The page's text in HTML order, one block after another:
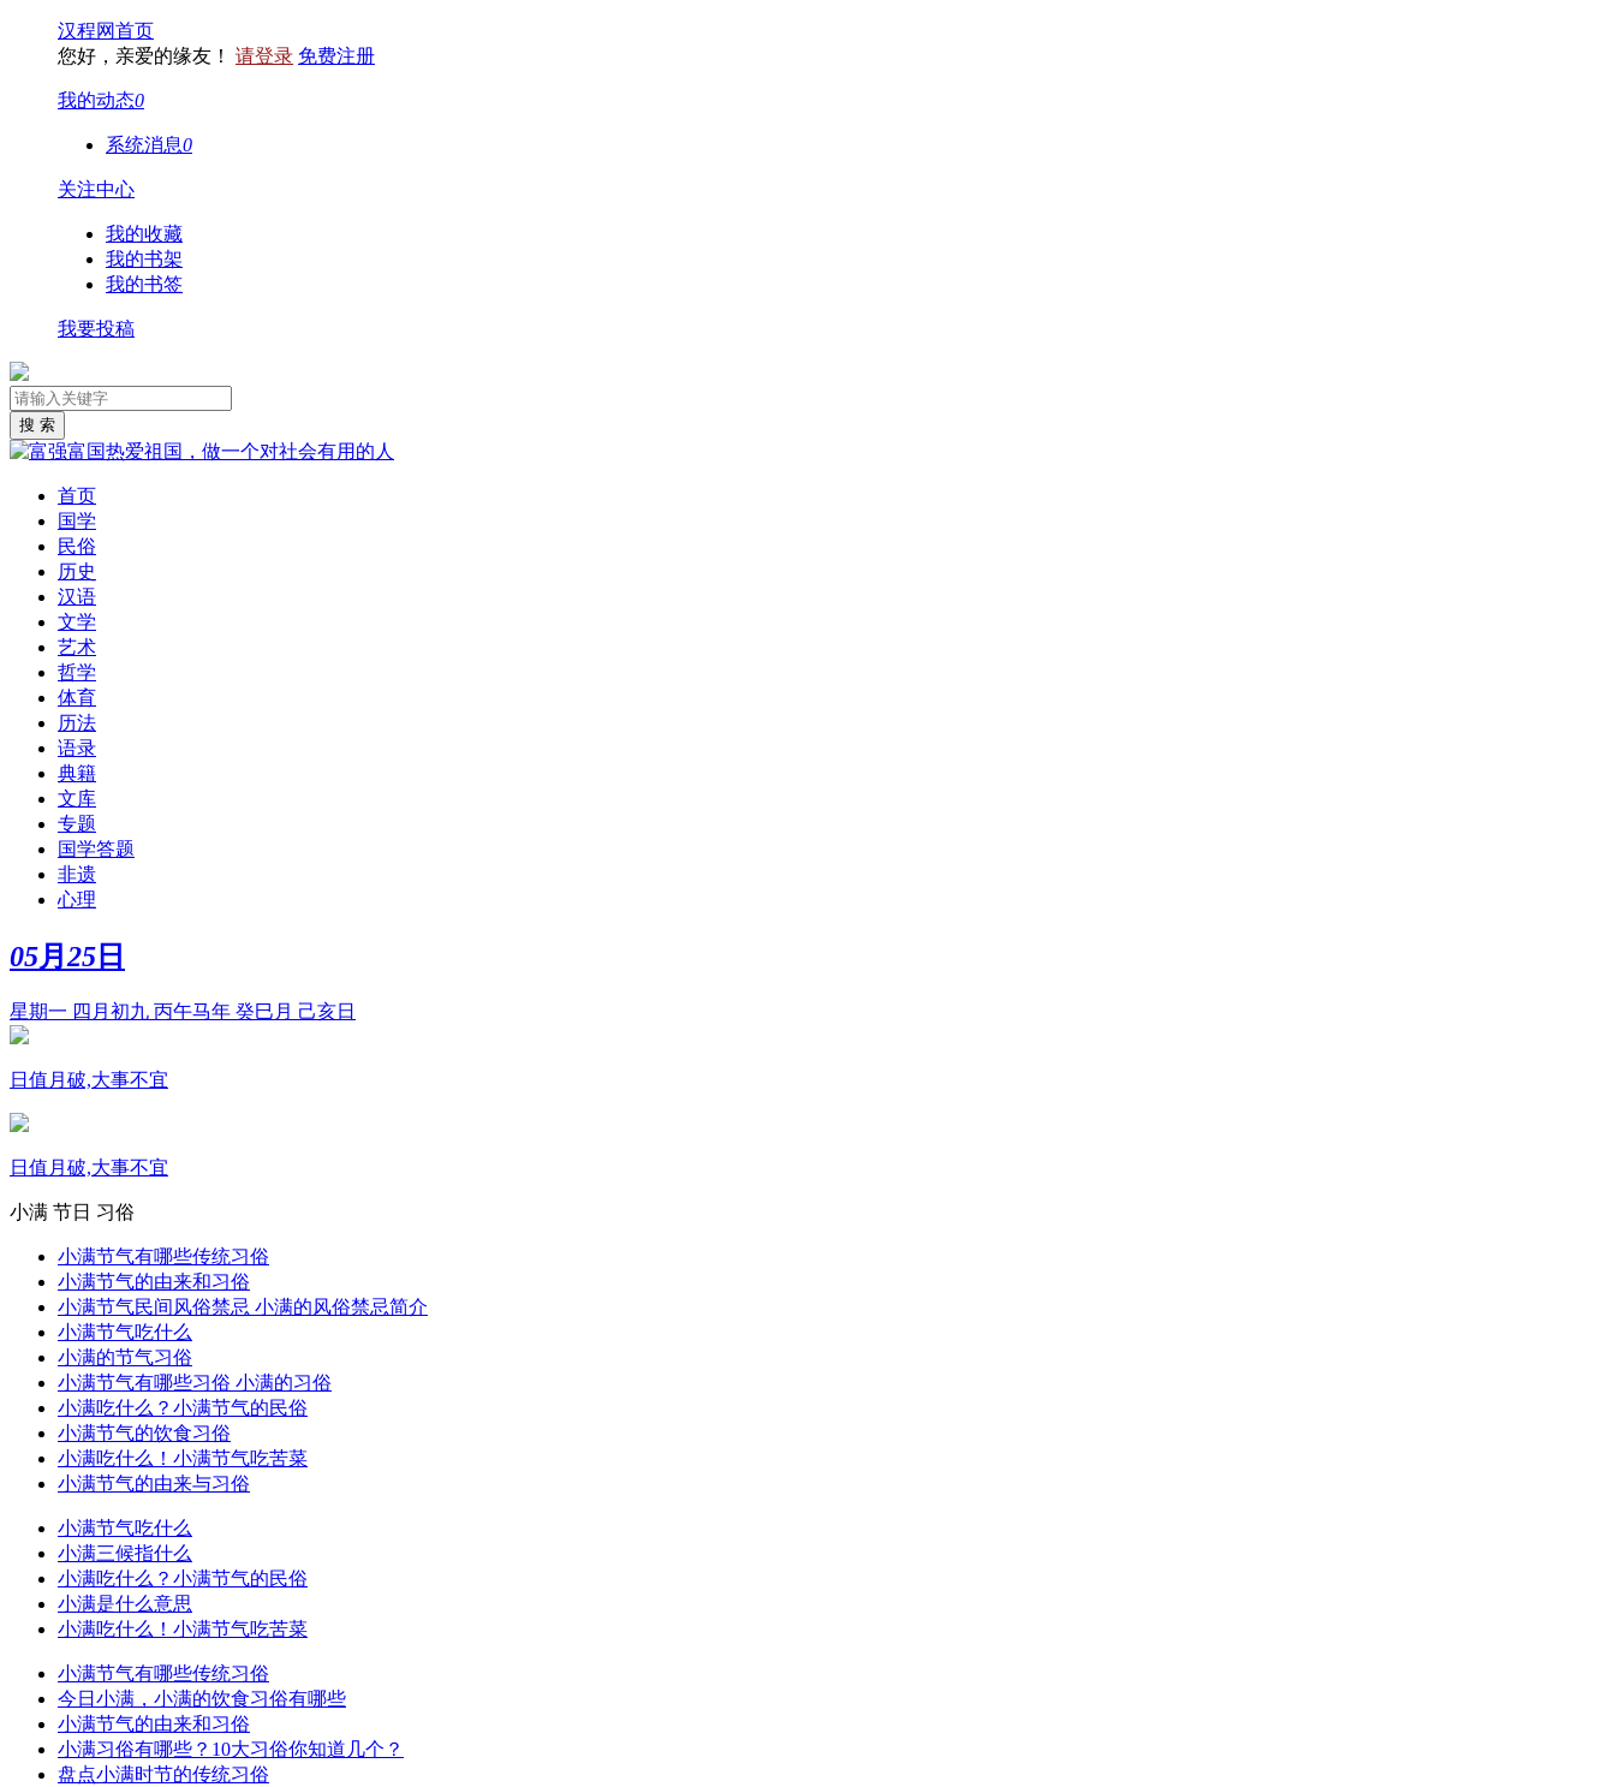
汉程网首页
您好，亲爱的缘友！ 请登录 免费注册
我的动态0
系统消息0
关注中心
我的收藏
我的书架
我的书签
我要投稿
首页
国学
民俗
历史
汉语
文学
艺术
哲学
体育
历法
语录
典籍
文库
专题
国学答题
非遗
心理
05月 25 日
星期一 四月初九 丙午马年 癸巳月 己亥日
日值月破,大事不宜
日值月破,大事不宜
小满 节日 习俗
小满节气有哪些传统习俗
小满节气的由来和习俗
小满节气民间风俗禁忌 小满的风俗禁忌简介
小满节气吃什么
小满的节气习俗
小满节气有哪些习俗 小满的习俗
小满吃什么？小满节气的民俗
小满节气的饮食习俗
小满吃什么！小满节气吃苦菜
小满节气的由来与习俗
小满节气吃什么
小满三候指什么
小满吃什么？小满节气的民俗
小满是什么意思
小满吃什么！小满节气吃苦菜
小满节气有哪些传统习俗
今日小满，小满的饮食习俗有哪些
小满节气的由来和习俗
小满习俗有哪些？10大习俗你知道几个？
盘点小满时节的传统习俗